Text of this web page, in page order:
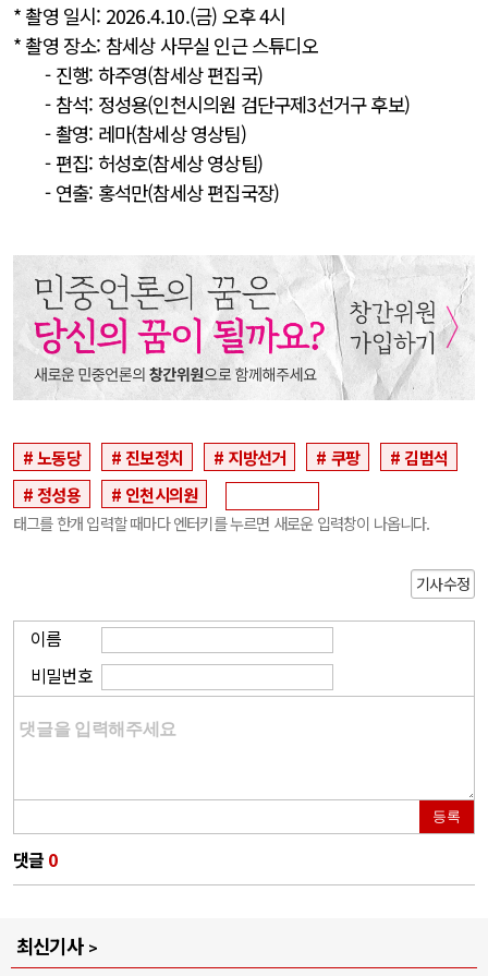
* 촬영 일시: 2026.4.10.(금) 오후 4시
* 촬영 장소: 참세상 사무실 인근 스튜디오
- 진행: 하주영(참세상 편집국)
- 참석: 정성용(인천시의원 검단구제3선거구 후보)
- 촬영: 레마(참세상 영상팀)
- 편집: 허성호(참세상 영상팀)
- 연출: 홍석만(참세상 편집국장)
노동당 진보정치 지방선거 쿠팡
김범석
정성용
인천시의원
태그를 한개 입력할 때마다 엔터키를 누르면 새로운 입력창이 나옵니다.
기사수정
이름
비밀번호
등록
댓글 0
최신기사